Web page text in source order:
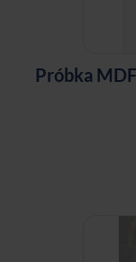
Próbka